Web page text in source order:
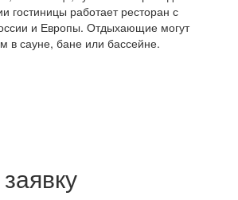
гостиницы работает ресторан с
и Европы. Отдыхающие могут
в сауне, бане или бассейне.